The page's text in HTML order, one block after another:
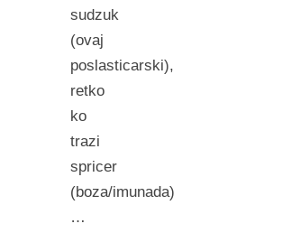
sudzuk
(ovaj
poslasticarski),
retko
ko
trazi
spricer
(boza/imunada)
…